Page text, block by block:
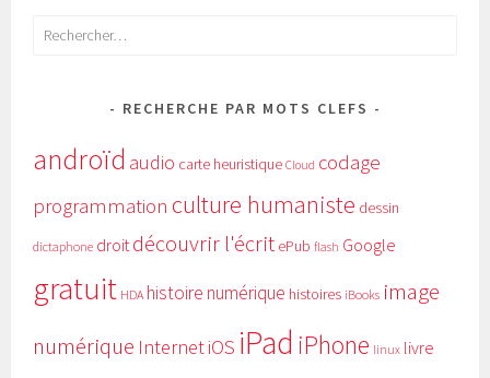
Rechercher :
RECHERCHE PAR MOTS CLEFS
androïd audio carte heuristique Cloud codage
programmation culture humaniste dessin
dictaphone droit découvrir l'écrit ePub flash Google
gratuit HDA histoire numérique histoires iBooks image
numérique InternetiOS iPad iPhone linux livre